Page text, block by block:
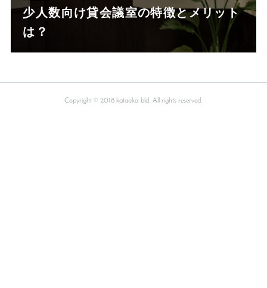
少人数向け貸会議室の特徴とメリット
は？
Copyright © 2018 kataoka-bld. All rights reserved.